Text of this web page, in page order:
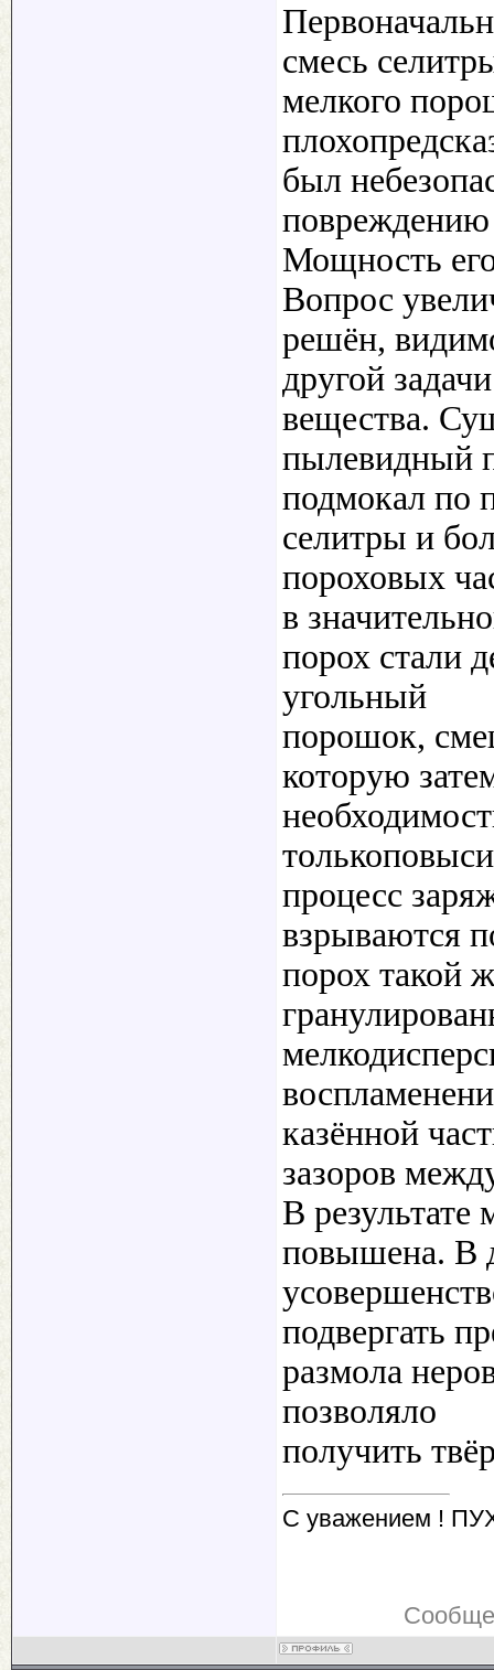
смесь
мелкого
был
повреждению
Мощность
Вопрос
решён,
другой
вещества.
пылевидный
подмокал по
селитры и
пороховых
в
порох стали
угольный
порошок,
которую
процесс
взрываются
порох такой
казённой
зазоров
В
повышена. В
подвергать
размола
позволяло
получить
С уважением !